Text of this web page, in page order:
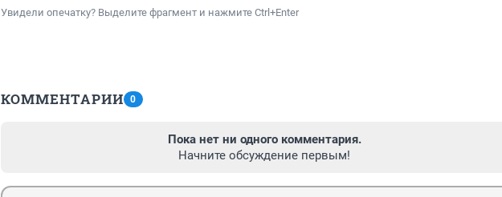
Увидели опечатку? Выделите фрагмент и нажмите Ctrl+Enter
КОММЕНТАРИИ 0
Пока нет ни одного комментария.
Начните обсуждение первым!